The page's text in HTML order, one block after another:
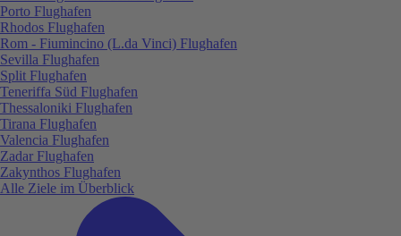
Porto Flughafen
Rhodos Flughafen
Rom - Fiumincino (L.da Vinci) Flughafen
Sevilla Flughafen
Split Flughafen
Teneriffa Süd Flughafen
Thessaloniki Flughafen
Tirana Flughafen
Valencia Flughafen
Zadar Flughafen
Zakynthos Flughafen
Alle Ziele im Überblick